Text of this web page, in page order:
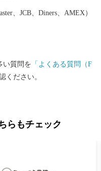
、JCB、Diners、AMEX）
い質問を 「よくある質問（F
ください。
らもチェック